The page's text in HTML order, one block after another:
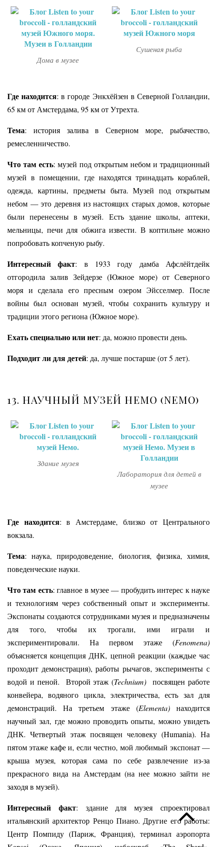
Дома в музее
Сушеная рыба
Где находится: в городе Энкхёйзен в Северной Голландии,
65 км от Амстердама, 95 км от Утрехта.
Тема: история залива в Северном море, рыбачество,
ремесленничество.
Что там есть: музей под открытым небом и традиционный
музей в помещении, где находятся тринадцать кораблей,
одежда, картины, предметы быта. Музей под открытым
небом — это деревня из настоящих старых домов, которые
были перенесены в музей. Есть здание школы, аптеки,
мельницы, печи для обжига извести. В коптильне можно
попробовать копченую рыбу.
Интересный факт: в 1933 году дамба Афслёйтдейк
отгородила залив Зейдерзе (Южное море) от Северного
моря и сделала его пресным озером Эйсселмер. После
войны был основан музей, чтобы сохранить культуру и
традиции этого региона (Южное море).
Ехать специально или нет: да, можно провести день.
Подходит ли для детей: да, лучше постарше (от 5 лет).
13. НАУЧНЫЙ МУЗЕЙ НЕМО (NEMO)
Здание музея
Лаборатория для детей в
музее
Где находится: в Амстердаме, близко от Центрального
вокзала.
Тема: наука, природоведение, биология, физика, химия,
поведенческие науки.
Что там есть: главное в музее — пробудить интерес к науке
и технологиям через собственный опыт и эксперименты.
Экспонаты создаются сотрудниками музея и предназначены
для того, чтобы их трогали, ими играли и
экспериментировали. На первом этаже (Fenomena)
объясняется концепция ДНК, цепной реакции (каждые час
проходит демонстрация), работы рычагов, эксперименты с
водой и пеной. Второй этаж (Technium)
посвящен работе
конвейера, водяного цикла, электричества, есть зал для
демонстраций. На третьем этаже (Elementa)находится
научный зал, где можно проводить опыты, можно увидеть
ДНК. Четвертый этаж посвящен человеку (Humania). На
пятом этаже кафе и, если честно, мой любимый экспонат —
крыша музея, которая сама по себе развлечение из-за
прекрасного вида на Амстердам (на нее можно зайти не
заходя в музей).
Интересный факт: здание для музея спроектировал
итальянский архитектор Ренцо Пиано. Другие его работы:
Центр Помпиду (Париж, Франция), терминал аэропорта